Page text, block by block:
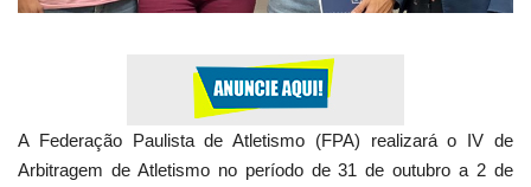
A Federação Paulista de Atletismo (FPA) realizará o IV de
Arbitragem de Atletismo no período de 31 de outubro a 2 de